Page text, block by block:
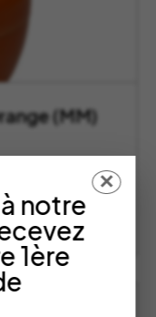
(MM)
notre
1ère
✕